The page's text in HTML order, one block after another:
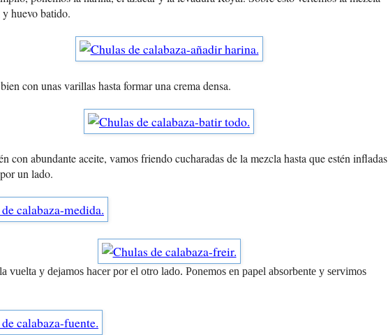
y huevo batido.
con unas varillas hasta formar una crema densa.
con abundante aceite, vamos friendo cucharadas de la mezcla hasta que estén infladas
un lado.
vuelta y dejamos hacer por el otro lado. Ponemos en papel absorbente y servimos